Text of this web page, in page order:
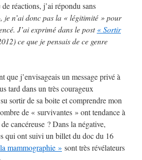
réactions, j’ai répondu sans
je n’ai donc pas la « légitimité » pour
J’ai exprimé dans le post« Sortir
ce que je pensais de ce genre
j’envisageais un message privé à
tard dans un très courageux
sortir de sa boite et comprendre mon
de « survivantes » ont tendance à
cancéreuse ? Dans la négative,
qui ont suivi un billet du doc du 16
mammographie » sont très révélateurs